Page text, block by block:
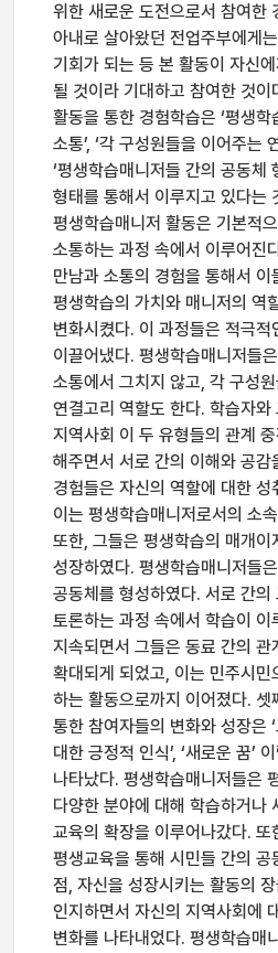
위한 새로운 도전으로서 참여한
아내로 살아왔던 전업주부에게
기회가 되는 등 본 활동이 자신
될 것이라 기대하고 참여한 것이
활동을 통한 경험학습은 ‘평생
소통’, ‘각 구성원들을 이어주는
‘평생학습매니저들 간의 공동체
형태를 통해서 이루지고 있다는
평생학습매니저 활동은 기본적
소통하는 과정 속에서 이루어진
만남과 소통의 경험을 통해서 이
평생학습의 가치와 매니저의 역
변화시켰다. 이 과정들은 적극
이끌어냈다. 평생학습매니저들
소통에서 그치지 않고, 각 구성
연결고리 역할도 한다. 학습자와
지역사회 이 두 유형들의 관계
해주면서 서로 간의 이해와 공
경험들은 자신의 역할에 대한
이는 평생학습매니저로서의 소
또한, 그들은 평생학습의 매개이
성장하였다. 평생학습매니저들
공동체를 형성하였다. 서로 간의
토론하는 과정 속에서 학습이 이
지속되면서 그들은 동료 간의 관
확대되게 되었고, 이는 민주시민
하는 활동으로까지 이어졌다.
통한 참여자들의 변화와 성장은 ‘
대한 긍정적 인식’, ‘새로운 꿈’
나타났다. 평생학습매니저들은
다양한 분야에 대해 학습하거나
교육의 확장을 이루어나갔다.
평생교육을 통해 시민들 간의 공
점, 자신을 성장시키는 활동의
인지하면서 자신의 지역사회에
변화를 나타내었다. 평생학습매